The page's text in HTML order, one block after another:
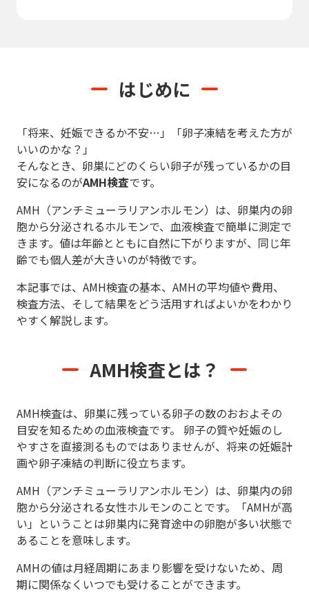
はじめに
「将来、妊娠できるか不安…」「卵子凍結を考えた方が
いいのかな？」
そんなとき、卵巣にどのくらい卵子が残っているかの目
安になるのがAMH検査です。
AMH（アンチミューラリアンホルモン）は、卵巣内の卵
胞から分泌されるホルモンで、血液検査で簡単に測定で
きます。値は年齢とともに自然に下がりますが、同じ年
齢でも個人差が大きいのが特徴です。
本記事では、AMH検査の基本、AMHの平均値や費用、
検査方法、そして結果をどう活用すればよいかをわかり
やすく解説します。
AMH検査とは？
AMH検査は、卵巣に残っている卵子の数のおおよその
目安を知るための血液検査です。 卵子の質や妊娠のし
やすさを直接測るものではありませんが、将来の妊娠計
画や卵子凍結の判断に役立ちます。
AMH（アンチミューラリアンホルモン）は、卵巣内の卵
胞から分泌される女性ホルモンのことです。「AMHが高
い」ということは卵巣内に発育途中の卵胞が多い状態で
あることを意味します。
AMHの値は月経周期にあまり影響を受けないため、周
期に関係なくいつでも受けることができます。